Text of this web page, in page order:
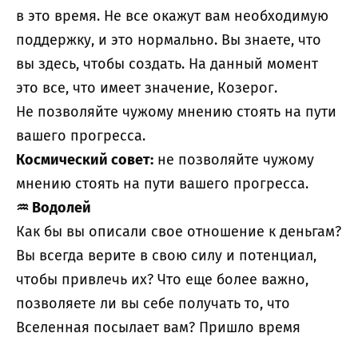
в это время. Не все окажут вам необходимую
поддержку, и это нормально. Вы знаете, что
вы здесь, чтобы создать. На данный момент
это все, что имеет значение, Козерог.
Не позволяйте чужому мнению стоять на пути
вашего прогресса.
Космический совет: не позволяйте чужому
мнению стоять на пути вашего прогресса.
♒ Водолей
Как бы вы описали свое отношение к деньгам?
Вы всегда верите в свою силу и потенциал,
чтобы привлечь их? Что еще более важно,
позволяете ли вы себе получать то, что
Вселенная посылает вам? Пришло время